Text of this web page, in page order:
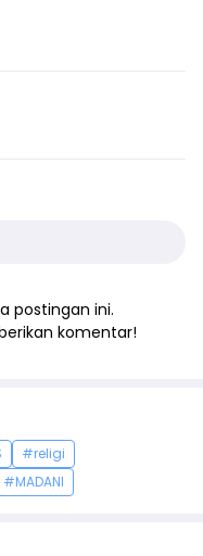
postingan ini.
komentar!
#religi
#MADANI